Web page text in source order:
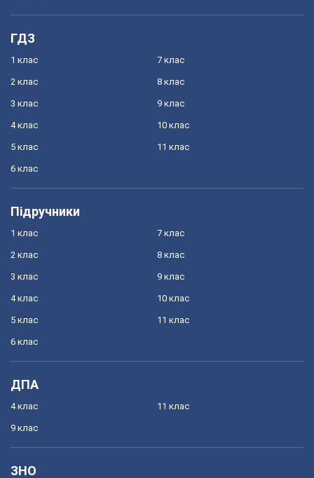
ГДЗ
1 клас
2 клас
3 клас
4 клас
5 клас
6 клас
7 клас
8 клас
9 клас
10 клас
11 клас
Підручники
1 клас
2 клас
3 клас
4 клас
5 клас
6 клас
7 клас
8 клас
9 клас
10 клас
11 клас
ДПА
4 клас
9 клас
11 клас
ЗНО